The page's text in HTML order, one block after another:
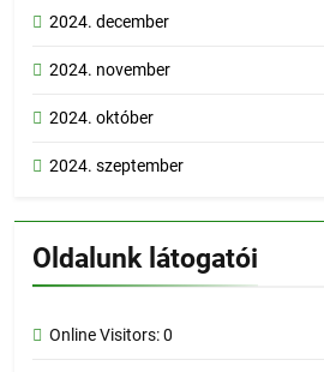
2024. december
2024. november
2024. október
2024. szeptember
Oldalunk látogatói
Online Visitors:0